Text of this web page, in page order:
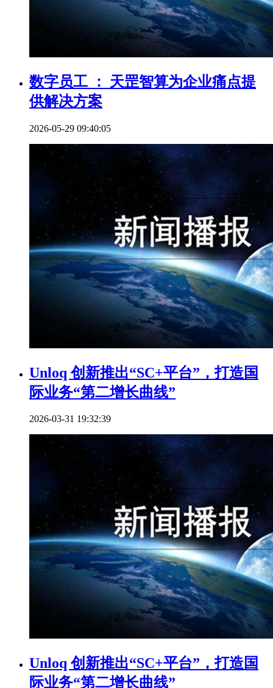
数字员工 ： 天罡智算为企业痛点提
供解决方案
2026-05-29 09:40:05
Unloq 创新推出“SC+平台”，打造国
际业务“第二增长曲线”
2026-03-31 19:32:39
Unloq 创新推出“SC+平台”，打造国
际业务“第二增长曲线”